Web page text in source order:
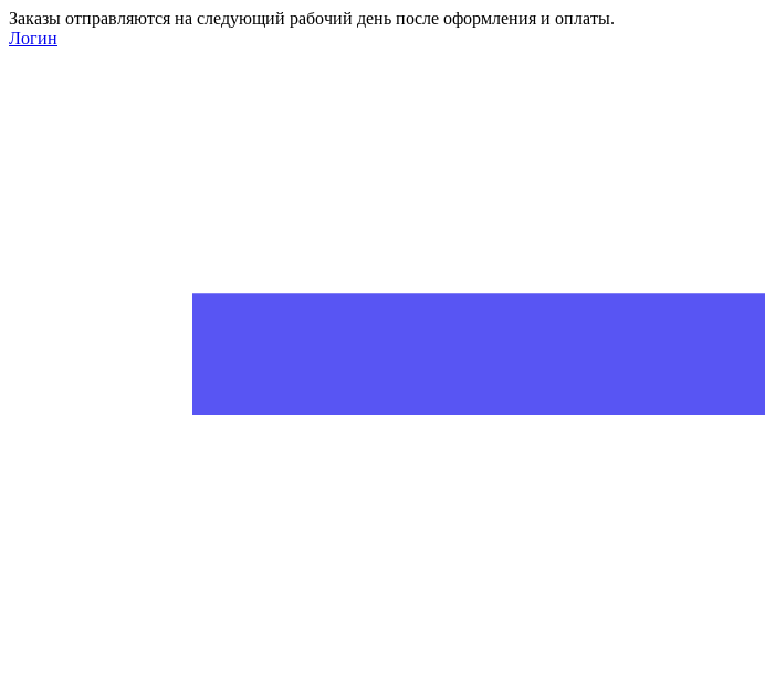
Заказы отправляются на следующий рабочий день после оформления и оплаты.
Логин